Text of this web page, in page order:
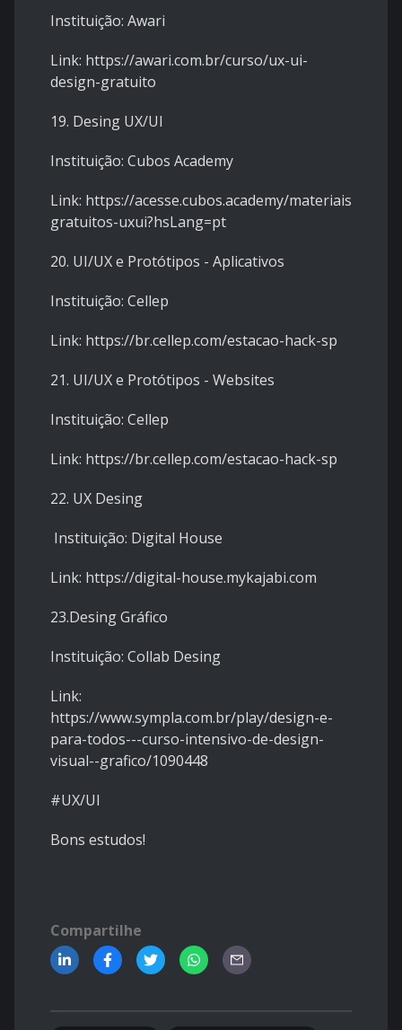
Instituição: Awari
Link: https://awari.com.br/curso/ux-ui-
design-gratuito
19. Desing UX/UI
Instituição: Cubos Academy
Link: https://acesse.cubos.academy/materiais-
gratuitos-uxui?hsLang=pt
20. UI/UX e Protótipos - Aplicativos
Instituição: Cellep
Link: https://br.cellep.com/estacao-hack-sp
21. UI/UX e Protótipos - Websites
Instituição: Cellep
Link: https://br.cellep.com/estacao-hack-sp
22. UX Desing
Instituição: Digital House
Link: https://digital-house.mykajabi.com
23.Desing Gráfico
Instituição: Collab Desing
Link:
https://www.sympla.com.br/play/design-e-
para-todos---curso-intensivo-de-design-
visual--grafico/1090448
#UX/UI
Bons estudos!
Compartilhe